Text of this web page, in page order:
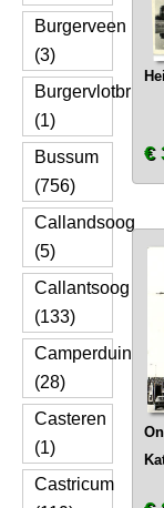
Burgerveen
(3)
Burgervlotbrug
(1)
Bussum
(756)
Callandsoog
(5)
Callantsoog
(133)
Camperduin
(28)
Casteren
(1)
Castricum
€